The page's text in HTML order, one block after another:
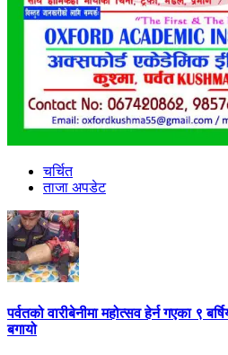
चर्चित
ताजा अपडेट
पर्वतको वारीबेनीमा महोत्सव हेर्न गएका ९
बगायो